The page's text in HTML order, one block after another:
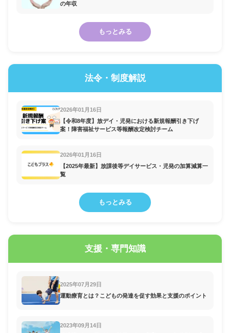
の年収
もっとみる
法令・制度解説
2026年01月16日
【令和8年度】放デイ・児発における新規報酬引き下げ
案！障害福祉サービス等報酬改定検討チーム
2026年01月16日
【2025年最新】放課後等デイサービス・児発の加算減算一
覧
もっとみる
支援・専門知識
2025年07月29日
運動療育とは？こどもの発達を促す効果と支援のポイント
2023年09月14日